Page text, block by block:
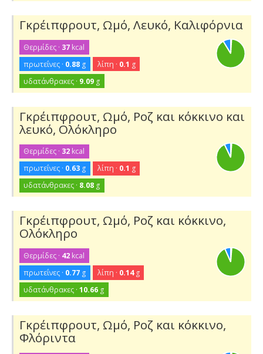
Γκρέιπφρουτ, Ωμό, Λευκό, Καλιφόρνια
Θερμίδες · 37 kcal
πρωτεΐνες · 0.88 g λίπη · 0.1 g
υδατάνθρακες · 9.09 g
Γκρέιπφρουτ, Ωμό, Ροζ και κόκκινο και
λευκό, Ολόκληρο
Θερμίδες · 32 kcal
πρωτεΐνες · 0.63 g λίπη · 0.1 g
υδατάνθρακες · 8.08 g
Γκρέιπφρουτ, Ωμό, Ροζ και κόκκινο,
Ολόκληρο
Θερμίδες · 42 kcal
πρωτεΐνες · 0.77 g λίπη · 0.14g
υδατάνθρακες ·10.66 g
Γκρέιπφρουτ, Ωμό, Ροζ και κόκκινο,
Φλόριντα